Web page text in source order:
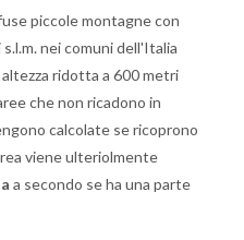
piccole montagne con
nei comuni dell'Italia
ridotta a 600 metri
che non ricadono in
calcolate se ricoprono
viene ulteriolmente
a secondo se ha una parte